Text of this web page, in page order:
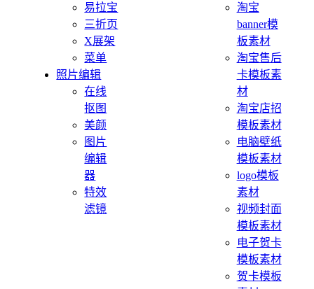
易拉宝
三折页
X展架
菜单
照片编辑
在线
抠图
美颜
图片
编辑
器
特效
滤镜
淘宝
banner模
板素材
淘宝售后
卡模板素
材
淘宝店招
模板素材
电脑壁纸
模板素材
logo模板
素材
视频封面
模板素材
电子贺卡
模板素材
贺卡模板